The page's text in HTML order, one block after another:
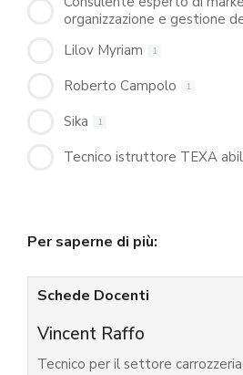
organizzazione e gestione
Lilov Myriam 1
Roberto Campolo 1
Sika 1
Tecnico istruttore TEXA
Per saperne di più:
Schede Docenti
Vincent Raffo
Tecnico per il settore carrozzeria